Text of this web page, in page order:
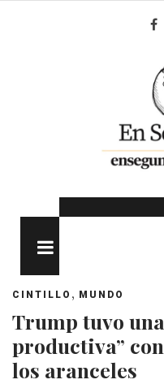
CINTILLO , MUNDO
Trump tuvo
productiva”
los aranceles